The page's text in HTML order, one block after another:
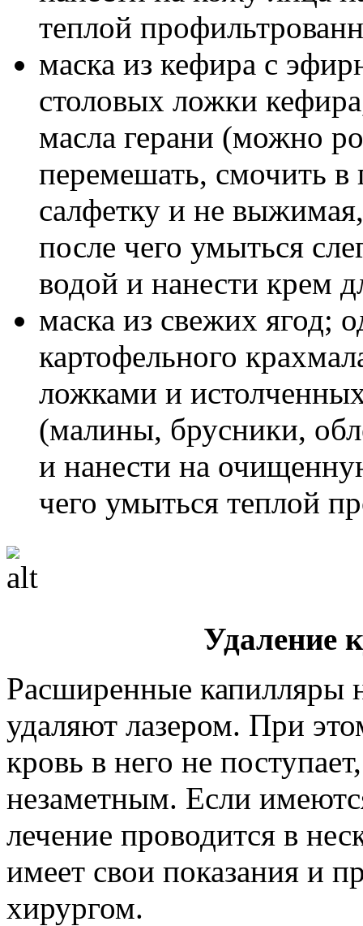
теплой
маска из кефира с
столовых ложки
масла герани (можно
перемешать, смочить
салфетку и не
после чего умыться
водой и нанести крем
маска из свежих ягод;
картофельного
ложками и
(малины, брусники,
и нанести на
чего умыться теплой
Удаление
Расширенные капилляры
удаляют лазером. При
кровь в него не
незаметным. Если
лечение проводится в
имеет свои показания и
хирургом.